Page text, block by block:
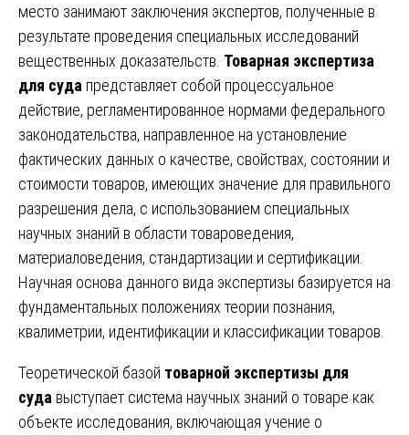
место занимают заключения экспертов, полученные в
результате проведения специальных исследований
вещественных доказательств. Товарная экспертиза
для суда представляет собой процессуальное
действие, регламентированное нормами федерального
законодательства, направленное на установление
фактических данных о качестве, свойствах, состоянии и
стоимости товаров, имеющих значение для правильного
разрешения дела, с использованием специальных
научных знаний в области товароведения,
материаловедения, стандартизации и сертификации.
Научная основа данного вида экспертизы базируется на
фундаментальных положениях теории познания,
квалиметрии, идентификации и классификации товаров.
Теоретической базой товарной экспертизы для
суда выступает система научных знаний о товаре как
объекте исследования, включающая учение о